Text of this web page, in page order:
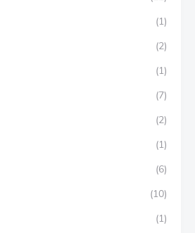
(1)
(2)
(1)
(7)
(2)
(1)
(6)
(10)
(1)